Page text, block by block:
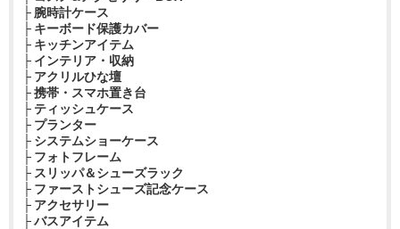
腕時計ケース
キーボード保護カバー
キッチンアイテム
インテリア・収納
アクリルひな壇
携帯・スマホ置き台
ティッシュケース
プランター
システムショーケース
フォトフレーム
スリッパ＆シューズラック
ファーストシューズ記念ケース
アクセサリー
バスアイテム